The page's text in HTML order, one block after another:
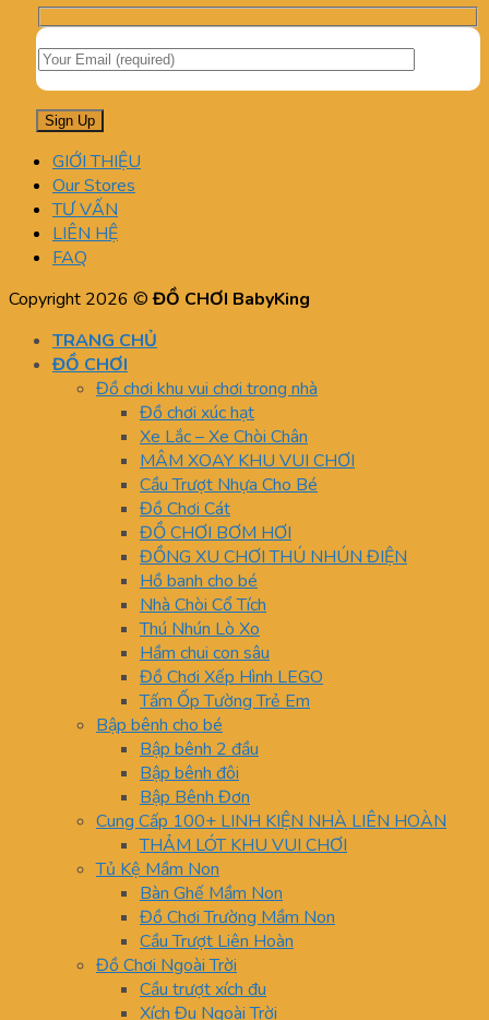
GIỚI THIỆU
Our Stores
TƯ VẤN
LIÊN HỆ
FAQ
Copyright 2026 ©ĐỒ CHƠI BabyKing
TRANG CHỦ
ĐỒ CHƠI
Đồ chơi khu vui chơi trong nhà
Đồ chơi xúc hạt
Xe Lắc – Xe Chòi Chân
MÂM XOAY KHU VUI CHƠI
Cầu Trượt Nhựa Cho Bé
Đồ Chơi Cát
ĐỒ CHƠI BƠM HƠI
ĐỒNG XU CHƠI THÚ NHÚN ĐIỆN
Hồ banh cho bé
Nhà Chòi Cổ Tích
Thú Nhún Lò Xo
Hầm chui con sâu
Đồ Chơi Xếp Hình LEGO
Tấm Ốp Tường Trẻ Em
Bập bênh cho bé
Bập bênh 2 đầu
Bập bênh đôi
Bập Bênh Đơn
Cung Cấp 100+ LINH KIỆN NHÀ LIÊN HOÀN
THẢM LÓT KHU VUI CHƠI
Tủ Kệ Mầm Non
Bàn Ghế Mầm Non
Đồ Chơi Trường Mầm Non
Cầu Trượt Liên Hoàn
Đồ Chơi Ngoài Trời
Cầu trượt xích đu
Xích Đu Ngoài Trời